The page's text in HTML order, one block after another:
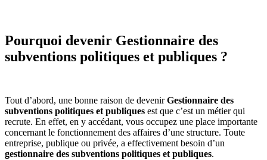
Pourquoi devenir Gestionnaire des
subventions politiques et publiques ?
Tout d’abord, une bonne raison de devenirGestionnaire des
subventions politiques et publiques est que c’est un métier qui
recrute. En effet, en y accédant, vous occupez une place importante
concernant le fonctionnement des affaires d’une structure. Toute
entreprise, publique ou privée, a effectivement besoin d’un
gestionnaire des subventions politiques et publiques.